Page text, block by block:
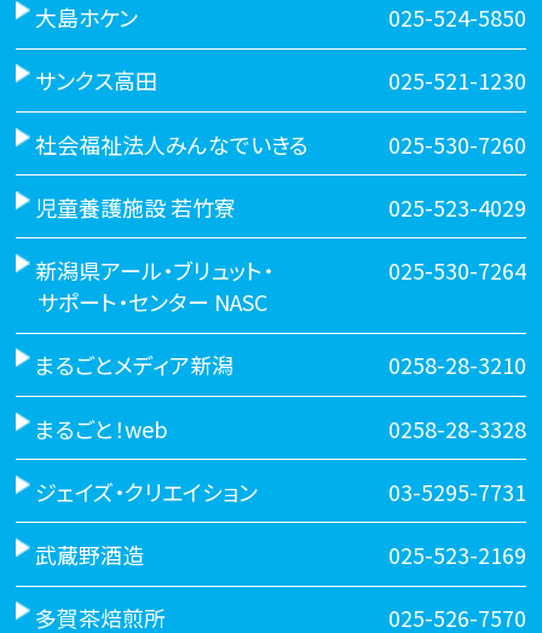
大島ホケン 025-524-5850
サンクス高田 025-521-1230
社会福祉法人みんなでいきる 025-530-7260
児童養護施設 若竹寮 025-523-4029
新潟県アール・ブリュット・
サポート・センター NASC
025-530-7264
まるごとメディア新潟 0258-28-3210
まるごと！web 0258-28-3328
ジェイズ・クリエイション 03-5295-7731
武蔵野酒造 025-523-2169
多賀茶焙煎所 025-526-7570